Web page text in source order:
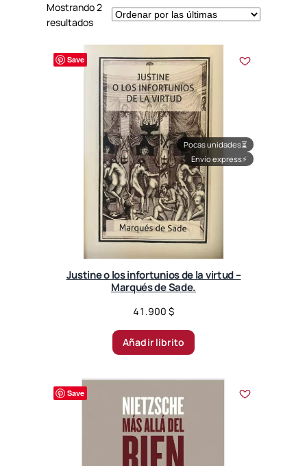
Mostrando 2
resultadosS
Save
Pocas unidades⏳
Envío express⚡
Justine o los infortunios de la virtud –
Marqués de Sade.
41.900 $
Añadir librito
Save